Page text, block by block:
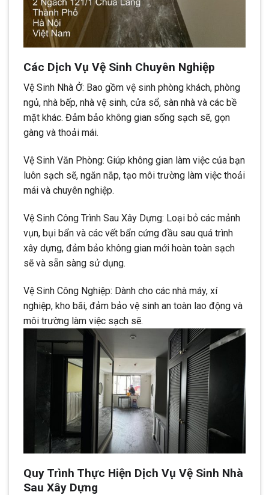
Các Dịch Vụ Vệ Sinh Chuyên Nghiệp
Vệ Sinh Nhà Ở: Bao gồm vệ sinh phòng khách, phòng
ngủ, nhà bếp, nhà vệ sinh, cửa sổ, sàn nhà và các bề
mặt khác. Đảm bảo không gian sống sạch sẽ, gọn
gàng và thoải mái.
Vệ Sinh Văn Phòng: Giúp không gian làm việc của bạn
luôn sạch sẽ, ngăn nắp, tạo môi trường làm việc thoải
mái và chuyên nghiệp.
Vệ Sinh Công Trình Sau Xây Dựng: Loại bỏ các mảnh
vụn, bụi bẩn và các vết bẩn cứng đầu sau quá trình
xây dựng, đảm bảo không gian mới hoàn toàn sạch
sẽ và sẵn sàng sử dụng.
Vệ Sinh Công Nghiệp: Dành cho các nhà máy, xí
nghiệp, kho bãi, đảm bảo vệ sinh an toàn lao động và
môi trường làm việc sạch sẽ.
Quy Trình Thực Hiện Dịch Vụ Vệ Sinh Nhà
Sau Xây Dựng